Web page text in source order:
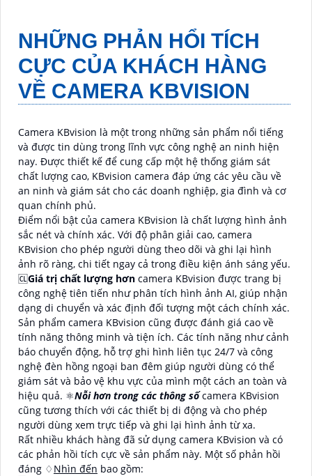
NHỮNG PHẢN HỔI TÍCH
CỰC CỦA KHÁCH HÀNG
VỀ CAMERA KBVISION
Camera KBvision là một trong những sản phẩm nổi tiếng
và được tin dùng trong lĩnh vực công nghệ an ninh hiện
nay. Được thiết kế để cung cấp một hệ thống giám sát
chất lượng cao, KBvision camera đáp ứng các yêu cầu về
an ninh và giám sát cho các doanh nghiệp, gia đình và cơ
quan chính phủ.
Điểm nổi bật của camera KBvision là chất lượng hình ảnh
sắc nét và chính xác. Với độ phân giải cao, camera
KBvision cho phép người dùng theo dõi và ghi lại hình
ảnh rõ ràng, chi tiết ngay cả trong điều kiện ánh sáng yếu.
🆑Giá trị chất lượng hơn camera KBvision được trang bị
công nghệ tiên tiến như phân tích hình ảnh AI, giúp nhận
dạng di chuyển và xác định đối tượng một cách chính xác.
Sản phẩm camera KBvision cũng được đánh giá cao về
tính năng thông minh và tiện ích. Các tính năng như cảnh
báo chuyển động, hỗ trợ ghi hình liên tục 24/7 và công
nghệ đèn hồng ngoại ban đêm giúp người dùng có thể
giám sát và bảo vệ khu vực của mình một cách an toàn và
hiệu quả. ⚛️Nỗi hơn trong các thông sốcamera KBvision
cũng tương thích với các thiết bị di động và cho phép
người dùng xem trực tiếp và ghi lại hình ảnh từ xa.
Rất nhiều khách hàng đã sử dụng camera KBvision và có
các phản hồi tích cực về sản phẩm này. Một số phản hồi
đáng ♢ Nhìn đến bao gồm: